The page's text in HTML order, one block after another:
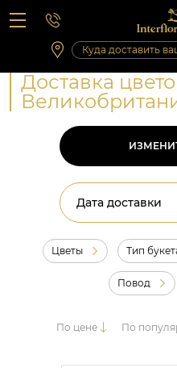
Вопросы-ответы
Сб 10:00 ‐ 14:00
Выходные и праздничные
Доставка
Дата доставки
Цветы Тип
Повод
По цене По